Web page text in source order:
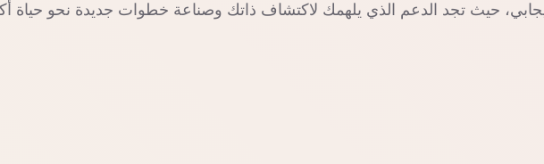
حيث تجد الدعم الذي يلهمك لاكتشاف ذاتك وصناعة خطوات جديدة نحو حياة